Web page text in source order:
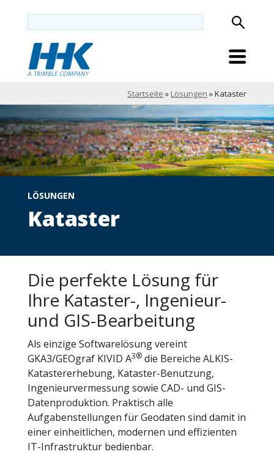
Startseite » Lösungen »Kataster
LÖSUNGEN
Kataster
Die perfekte Lösung für
Ihre Kataster-, Ingenieur-
und GIS-Bearbeitung
Als einzige Softwarelösung vereint
GKA3/GEOgraf KIVID A3®die Bereiche ALKIS-
Katastererhebung, Kataster-Benutzung,
Ingenieurvermessung sowie CAD- und GIS-
Datenproduktion. Praktisch alle
Aufgabenstellungen für Geodaten sind damit in
einer einheitlichen, modernen und effizienten
IT-Infrastruktur bedienbar.